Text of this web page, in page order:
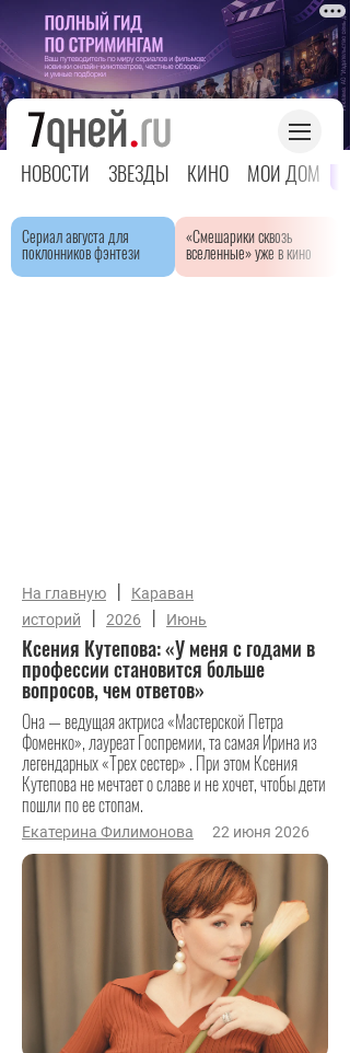
НОВОСТИ ЗВЕЗДЫ КИНО МОЙ ДОМ
Сериал августа для
поклонников фэнтези
«Смешарики сквозь
вселенные» уже в кино
На главную |
Караван
историй
| 2026 | Июнь
Ксения Кутепова: «У меня с годами в
профессии становится больше
вопросов, чем ответов»
Она — ведущая актриса «Мастерской Петра
Фоменко», лауреат Госпремии, та самая Ирина из
легендарных «Трех сестер» . При этом Ксения
Кутепова не мечтает о славе и не хочет, чтобы дети
пошли по ее стопам.
Екатерина Филимонова 22 июня 2026